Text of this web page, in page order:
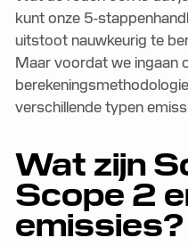
kunt onze 5-
uitstoot nauwkeurig te
Maar voordat we ingaan
verschillende typen
Wat zijn
Scope 2
emissies?